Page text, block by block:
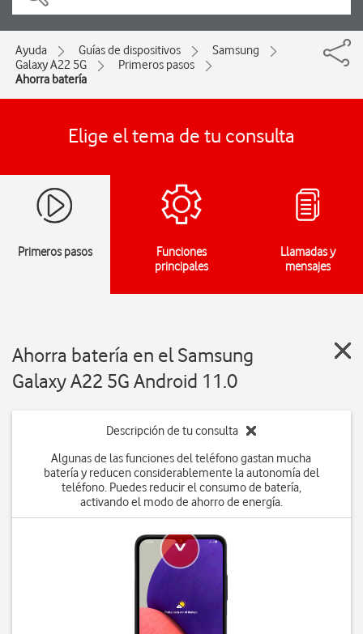
Ayuda Guías de dispositivos
Samsung
Galaxy A22 5G
Primeros pasos
Ahorra batería
Elige el tema de tu consulta
Primeros pasos
Funciones
principales
Llamadas y
mensajes
Ahorra batería en el Samsung
Galaxy A22 5G Android 11.0
Descripción de tu consulta
Algunas de las funciones del teléfono gastan mucha
batería y reducen considerablemente la autonomía del
teléfono. Puedes reducir el consumo de batería,
activando el modo de ahorro de energía.